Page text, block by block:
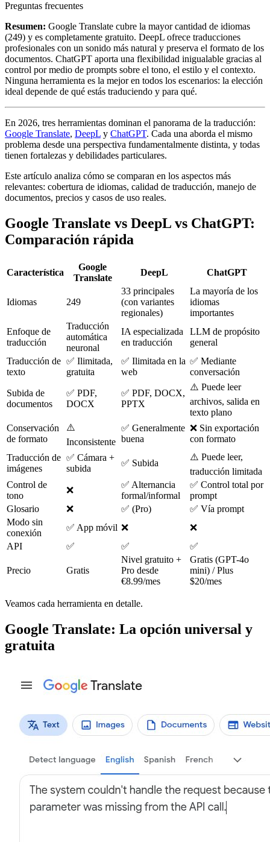
Preguntas frecuentes
Resumen: Google Translate cubre la mayor cantidad de idiomas
(249) y es completamente gratuito. DeepL ofrece traducciones
profesionales con un sonido más natural y preserva el formato de los
documentos. ChatGPT aporta una flexibilidad inigualable gracias al
control por medio de prompts sobre el tono, el estilo y el contexto.
Ninguna herramienta es la mejor en todos los escenarios: la elección
ideal depende de qué estás traduciendo y para qué.
En 2026, tres herramientas dominan el panorama de la traducción:
Google Translate, DeepL y ChatGPT. Cada una aborda el mismo
problema desde una perspectiva fundamentalmente distinta, y todas
tienen fortalezas y debilidades particulares.
Este artículo analiza cómo se comparan en los aspectos más
relevantes: cobertura de idiomas, calidad de traducción, manejo de
documentos, precios y casos de uso reales.
Google Translate vs DeepL vs ChatGPT:
Comparación rápida
Característica
Google
Translate
DeepL ChatGPT
Idiomas 249
33 principales
(con variantes
regionales)
La mayoría de los
idiomas
importantes
Enfoque de
traducción
Traducción
automática
neuronal
IA especializada
en traducción
LLM de propósito
general
Traducción de
texto
✅ Ilimitada,
gratuita
✅ Ilimitada en la
web
✅ Mediante
conversación
Subida de
documentos
✅ PDF,
DOCX
✅ PDF, DOCX,
PPTX
⚠️ Puede leer
archivos, salida en
texto plano
Conservación
de formato
⚠️
Inconsistente
✅ Generalmente
buena
❌ Sin exportación
con formato
Traducción de
imágenes
✅ Cámara +
subida
✅ Subida
⚠️ Puede leer,
traducción limitada
Control de
tono
❌
✅ Alternancia
formal/informal
✅ Control total por
prompt
Glosario
❌ ✅ (Pro)
✅ Vía prompt
Modo sin
conexión
✅ App móvil ❌
❌
API
✅ ✅ ✅
Precio Gratis
Nivel gratuito +
Pro desde
€8.99/mes
Gratis (GPT-4o
mini) / Plus
$20/mes
Veamos cada herramienta en detalle.
Google Translate: La opción universal y
gratuita